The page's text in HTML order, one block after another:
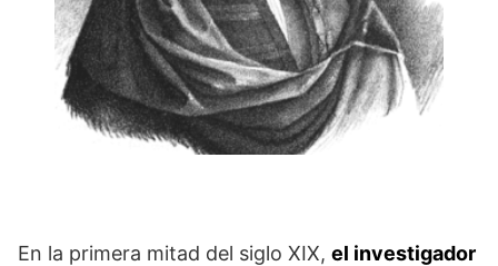
En la primera mitad del siglo XIX, el investigador